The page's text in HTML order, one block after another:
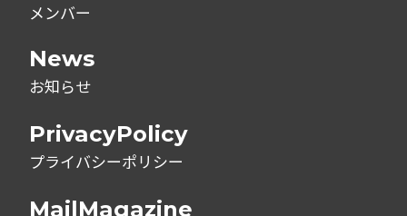
メンバー
News
お知らせ
PrivacyPolicy
プライバシーポリシー
MailMagazine